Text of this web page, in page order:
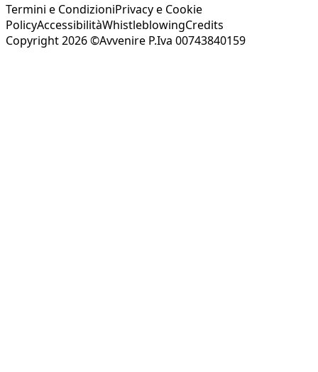
Termini e CondizioniPrivacy e Cookie
PolicyAccessibilitàWhistleblowingCredits
Copyright 2026 ©Avvenire P.Iva 00743840159